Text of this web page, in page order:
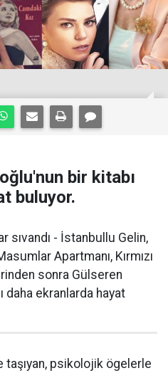
bir kitabı
buluyor.
sıvandı - İstanbullu Gelin,
Apartmanı, Kırmızı
sonra Gülseren
daha ekranlarda hayat
taşıyan, psikolojik ögelerle